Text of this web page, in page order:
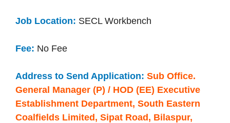
Job Location: SECL Workbench
Fee: No Fee
Address to Send Application: Sub Office.
General Manager (P) / HOD (EE) Executive
Establishment Department, South Eastern
Coalfields Limited, Sipat Road, Bilaspur,